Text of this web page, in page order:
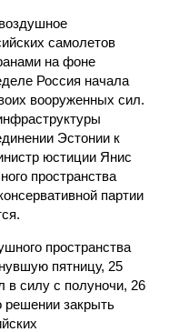
самолетов
на фоне
Россия начала
вооруженных сил.
Эстонии к
юстиции Янис
пространства
партии
пространства
пятницу, 25
в силу с полуночи, 26
закрыть